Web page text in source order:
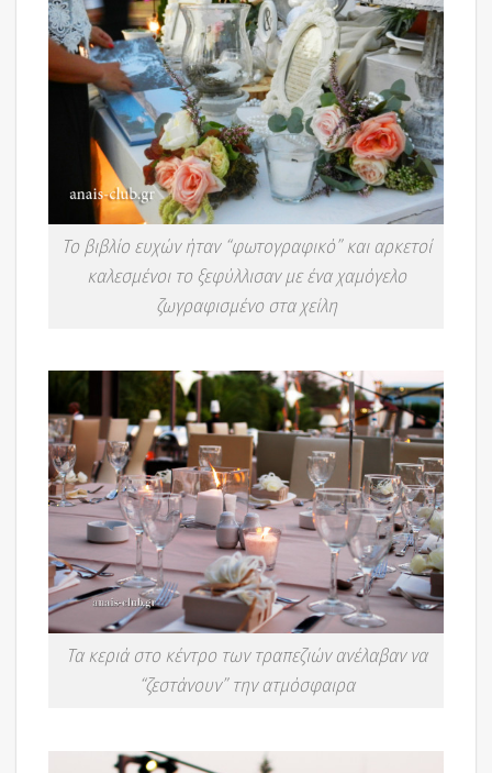
Το βιβλίο ευχών ήταν “φωτογραφικό” και αρκετοί
καλεσμένοι το ξεφύλλισαν με ένα χαμόγελο
ζωγραφισμένο στα χείλη
Τα κεριά στο κέντρο των τραπεζιών ανέλαβαν να
“ζεστάνουν” την ατμόσφαιρα